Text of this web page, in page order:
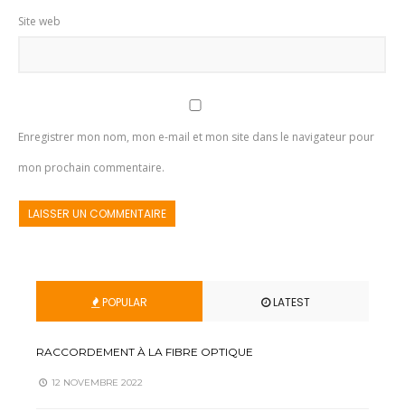
Site web
Enregistrer mon nom, mon e-mail et mon site dans le navigateur pour
mon prochain commentaire.
POPULAR LATEST
RACCORDEMENT À LA FIBRE OPTIQUE
12 NOVEMBRE 2022